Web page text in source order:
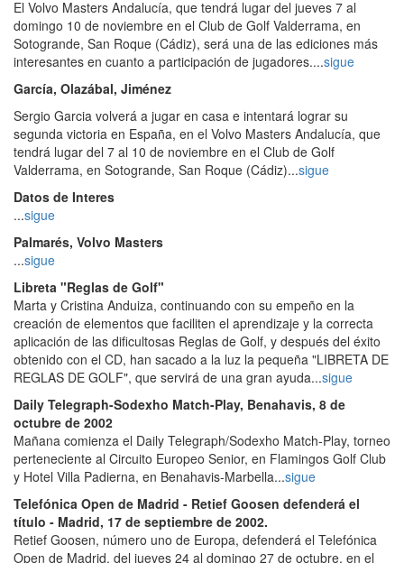
El Volvo Masters Andalucía, que tendrá lugar del jueves 7 al
domingo 10 de noviembre en el Club de Golf Valderrama, en
Sotogrande, San Roque (Cádiz), será una de las ediciones más
interesantes en cuanto a participación de jugadores....sigue
García, Olazábal, Jiménez
Sergio Garcia volverá a jugar en casa e intentará lograr su
segunda victoria en España, en el Volvo Masters Andalucía, que
tendrá lugar del 7 al 10 de noviembre en el Club de Golf
Valderrama, en Sotogrande, San Roque (Cádiz)...sigue
Datos de Interes
...sigue
Palmarés, Volvo Masters
...sigue
Libreta "Reglas de Golf"
Marta y Cristina Anduiza, continuando con su empeño en la
creación de elementos que faciliten el aprendizaje y la correcta
aplicación de las dificultosas Reglas de Golf, y después del éxito
obtenido con el CD, han sacado a la luz la pequeña "LIBRETA DE
REGLAS DE GOLF", que servirá de una gran ayuda...sigue
Daily Telegraph-Sodexho Match-Play, Benahavis, 8 de
octubre de 2002
Mañana comienza el Daily Telegraph/Sodexho Match-Play, torneo
perteneciente al Circuito Europeo Senior, en Flamingos Golf Club
y Hotel Villa Padierna, en Benahavis-Marbella...sigue
Telefónica Open de Madrid - Retief Goosen defenderá el
título - Madrid, 17 de septiembre de 2002.
Retief Goosen, número uno de Europa, defenderá el Telefónica
Open de Madrid, del jueves 24 al domingo 27 de octubre, en el